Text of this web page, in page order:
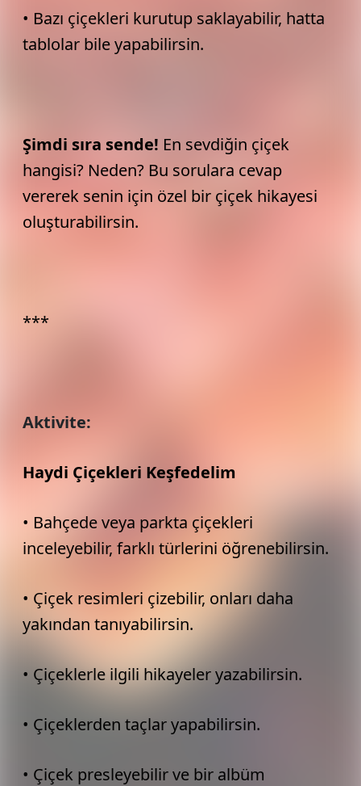
• Bazı çiçekleri kurutup saklayabilir, hatta
tablolar bile yapabilirsin.
Şimdi sıra sende! En sevdiğin çiçek
hangisi? Neden? Bu sorulara cevap
vererek senin için özel bir çiçek hikayesi
oluşturabilirsin.
***
Aktivite:
Haydi Çiçekleri Keşfedelim
• Bahçede veya parkta çiçekleri
inceleyebilir, farklı türlerini öğrenebilirsin.
• Çiçek resimleri çizebilir, onları daha
yakından tanıyabilirsin.
• Çiçeklerle ilgili hikayeler yazabilirsin.
• Çiçeklerden taçlar yapabilirsin.
• Çiçek presleyebilir ve bir albüm